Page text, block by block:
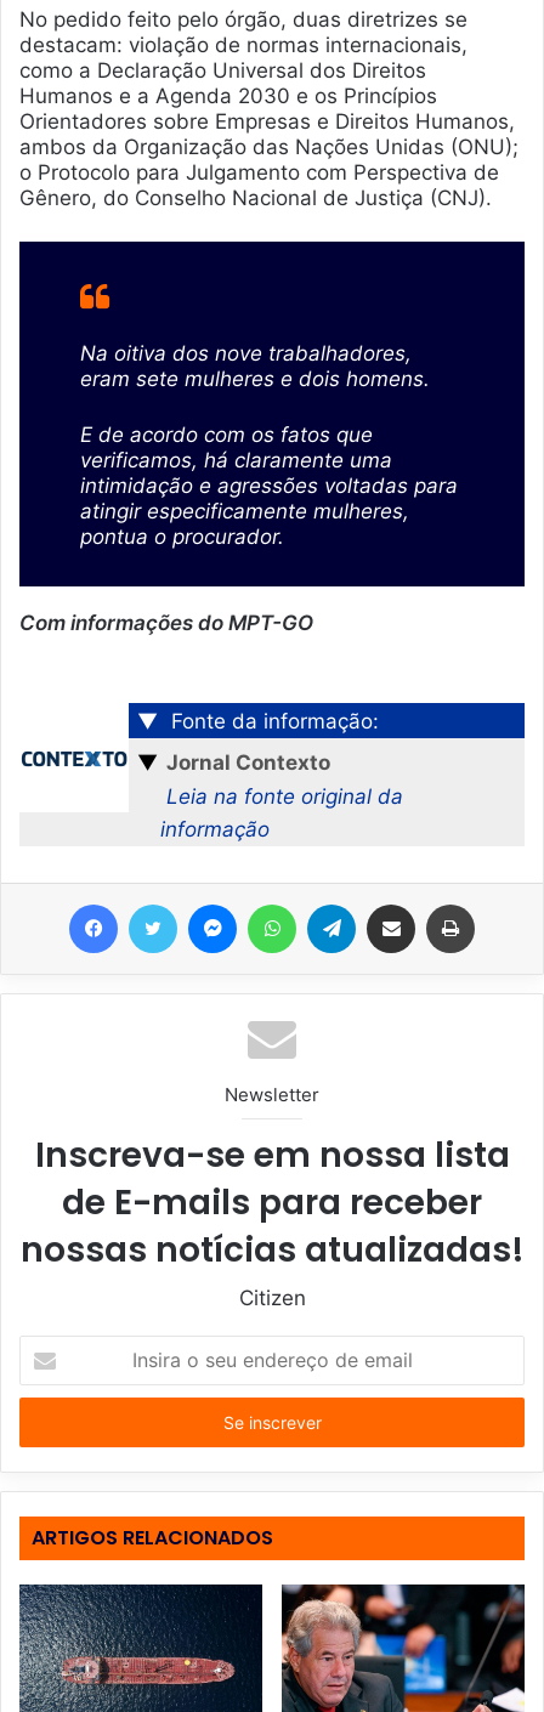
No pedido feito pelo órgão, duas diretrizes se
destacam: violação de normas internacionais,
como a Declaração Universal dos Direitos
Humanos e a Agenda 2030 e os Princípios
Orientadores sobre Empresas e Direitos Humanos,
ambos da Organização das Nações Unidas (ONU);
o Protocolo para Julgamento com Perspectiva de
Gênero, do Conselho Nacional de Justiça (CNJ).
Na oitiva dos nove trabalhadores,
eram sete mulheres e dois homens.
E de acordo com os fatos que
verificamos, há claramente uma
intimidação e agressões voltadas para
atingir especificamente mulheres,
pontua o procurador.
Com informações do MPT-GO
▼
Fonte da informação:
▼ Jornal Contexto
Leia na fonte original da
informação
Newsletter
Inscreva-se em nossa lista
de E-mails para receber
nossas notícias atualizadas!
Citizen
s
r
a
o
e
n
d
e
r
ARTIGOS RELACIONADOS